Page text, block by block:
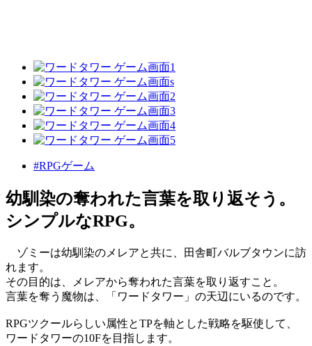
#RPGゲーム
幼馴染の奪われた言葉を取り返そう。
シンプルなRPG。
ゾミーは幼馴染のメレアと共に、田舎町バルブタウンに訪
れます。
その目的は、メレアから奪われた言葉を取り返すこと。
言葉を奪う魔物は、「ワードタワー」の天辺にいるのです。
RPGツクールらしい属性とTPを軸とした戦略を駆使して、
ワードタワーの10Fを目指します。